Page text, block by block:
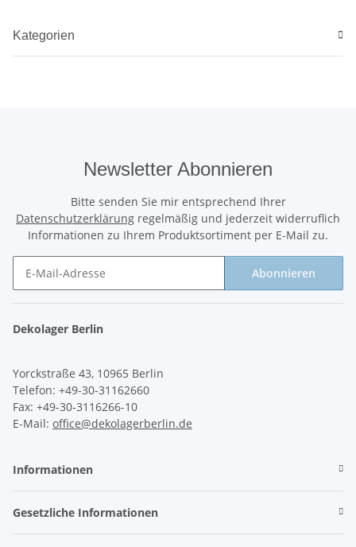
Kategorien
Newsletter Abonnieren
Bitte senden Sie mir entsprechend Ihrer
Datenschutzerklärung regelmäßig und jederzeit widerruflich
Informationen zu Ihrem Produktsortiment per E-Mail zu.
Abonnieren
Dekolager Berlin
Yorckstraße 43, 10965 Berlin
Telefon: +49-30-31162660
Fax: +49-30-3116266-10
E-Mail: office@dekolagerberlin.de
Informationen
Gesetzliche Informationen